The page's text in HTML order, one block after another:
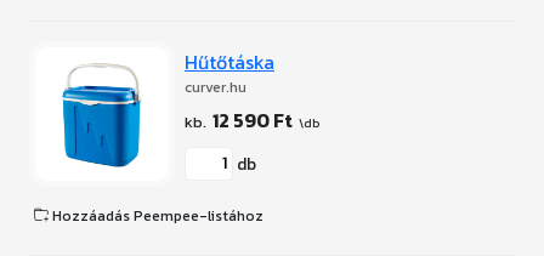
Hűtőtáska
curver.hu
12 590 Ft
db
Hozzáadás Peempee-listához